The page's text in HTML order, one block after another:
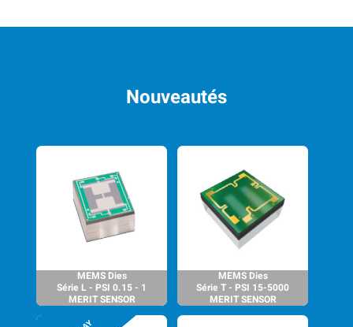
Nouveautés
MEMS Dies
Série L - PSI 0.15 - 1
MERIT SENSOR
MEMS Dies
Série T - PSI 15-5000
MERIT SENSOR